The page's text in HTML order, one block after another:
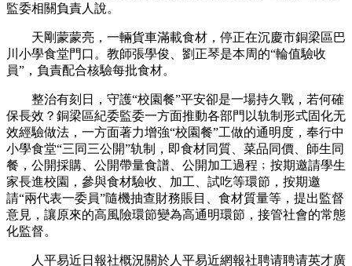
監委相關負責人說。
天剛蒙蒙亮，一輛貨車滿載食材，停正在沉慶市銅梁區巴
川小學食堂門口。教師張學俊、劉正琴是本周的“輪值驗收
員”，負責配合核驗每批食材。
整治有刻日，守護“校園餐”平安卻是一場持久戰，若何確
保長效？銅梁區紀委監委一方面推動各部門以轨制形式固化无
效經驗做法，一方面著力增強“校園餐”工做的通明度，奉行中
小學食堂“三同三公開”轨制，即食材同質、菜品同價、師生同
餐，公開採購、公開帶量食譜、公開加工過程﹔按期邀請學生
家長進校園，參與食材驗收、加工、試吃等環節，按期邀
請“兩代表一委員”隨機抽查財務賬目、食材質量等，提出監督
意見，讓原來的高風險環節變為高通明環節，接管社會的常態
化監督。
人平易近日報社概況關於人平易近網報社聘请聘请英才廣